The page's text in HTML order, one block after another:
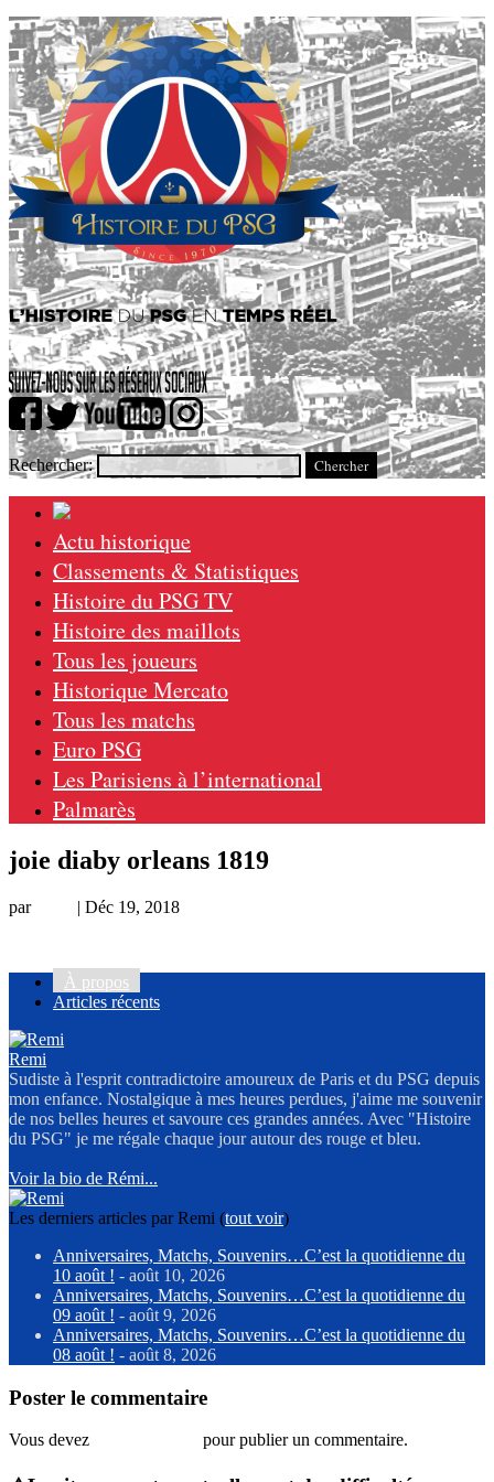
Rechercher:
Actu historique
Classements & Statistiques
Histoire du PSG TV
Histoire des maillots
Tous les joueurs
Historique Mercato
Tous les matchs
Euro PSG
Les Parisiens à l’international
Palmarès
joie diaby orleans 1819
par | Déc 19, 2018
À propos
Articles récents
Remi
Sudiste à l'esprit contradictoire amoureux de Paris et du PSG depuis
mon enfance. Nostalgique à mes heures perdues, j'aime me souvenir
de nos belles heures et savoure ces grandes années. Avec "Histoire
du PSG" je me régale chaque jour autour des rouge et bleu.
Voir la bio de Rémi...
Les derniers articles par Remi (tout voir)
Anniversaires, Matchs, Souvenirs…C’est la quotidienne du
10 août ! - août 10, 2026
Anniversaires, Matchs, Souvenirs…C’est la quotidienne du
09 août ! - août 9, 2026
Anniversaires, Matchs, Souvenirs…C’est la quotidienne du
08 août ! - août 8, 2026
Poster le commentaire
Vous devez pour publier un commentaire.